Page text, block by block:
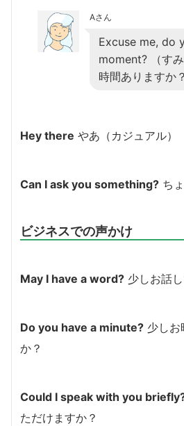
Aさん
Excuse me, do
moment? （す
時間ありますか？
Hey there やあ（カジュアル）
Can I ask you something? ち
ビジネスでの声かけ
May I have a word? 少しお話
Do you have a minute? 少しお
か？
Could I speak with you
ただけますか？